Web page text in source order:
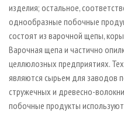
изделия; остальное,
однообразные побочные
состоят из варочной щепы,
Варочная щепа и частично
целлюлозных предприятиях.
являются сырьем для заводов
стружечных и древесно-
побочные продукты